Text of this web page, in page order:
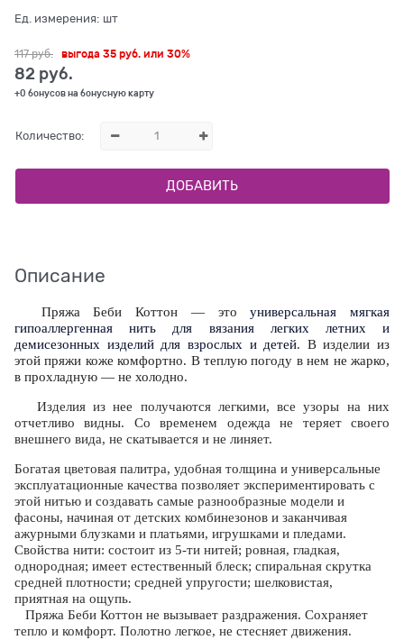
Ед. измерения: шт
117 руб.
82 руб.
выгода35 руб. или30%
+0 бонусов на бонусную карту
Количество:
ДОБАВИТЬ
Описание
Пряжа Беби Коттон — этоуниверсальная мягкая
гипоаллергенная нить для вязания легких летних и
демисезонных изделий для взрослых и детей. В изделии из
этой пряжи коже комфортно. В теплую погоду в нем не жарко,
в прохладную — не холодно.
Изделия из нее получаются легкими, все узоры на них
отчетливо видны. Со временем одежда не теряет своего
внешнего вида, не скатывается и не линяет.
Богатая цветовая палитра, удобная толщина и универсальные
эксплуатационные качества позволяет экспериментировать с
этой нитью и создавать самые разнообразные модели и
фасоны, начиная от детских комбинезонов и заканчивая
ажурными блузками и платьями, игрушками и пледами.
Свойства нити: состоит из 5-ти нитей; ровная, гладкая,
однородная; имеет естественный блеск; спиральная скрутка
средней плотности; средней упругости; шелковистая,
приятная на ощупь.
Пряжа Беби Коттон не вызывает раздражения. Сохраняет
тепло и комфорт. Полотно легкое, не стесняет движения.